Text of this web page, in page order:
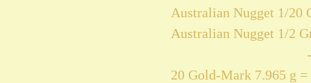
Australian Nugget 1/20
Australian Nugget 1/2
20 Gold-Mark 7.965 g =